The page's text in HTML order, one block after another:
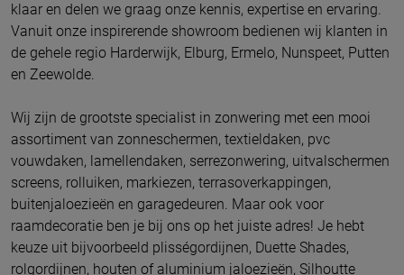
klaar en delen we graag onze kennis, expertise en ervaring.
Vanuit onze inspirerende showroom bedienen wij klanten in
de gehele regio Harderwijk, Elburg, Ermelo, Nunspeet, Putten
en Zeewolde.
Wij zijn de grootste specialist in zonwering met een mooi
assortiment van zonneschermen, textieldaken, pvc
vouwdaken, lamellendaken, serrezonwering, uitvalschermen
screens, rolluiken, markiezen, terrasoverkappingen,
buitenjaloezieën en garagedeuren. Maar ook voor
raamdecoratie ben je bij ons op het juiste adres! Je hebt
keuze uit bijvoorbeeld plisségordijnen, Duette Shades,
rolgordijnen, houten of aluminium jaloezieën, Silhoutte